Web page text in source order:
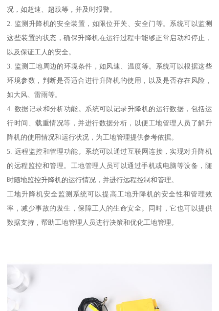
况，如超速、超载等，并及时报警。
2. 监测升降机的安全装置，如限位开关、安全门等。系统可以监测
这些装置的状态，确保升降机在运行过程中能够正常启动和停止，
以及保证工人的安全。
3. 监测工地周边的环境条件，如风速、温度等。系统可以根据这些
环境参数，判断是否适合进行升降机的使用，以及是否存在风险，
如大风、雷雨等。
4. 数据记录和分析功能。系统可以记录升降机的运行数据，包括运
行时间、载重情况等，并进行数据分析，以便工地管理人员了解升
降机的使用情况和运行状况，为工地管理提供参考依据。
5. 远程监控和管理功能。系统可以通过互联网连接，实现对升降机
的远程监控和管理。工地管理人员可以通过手机或电脑等设备，随
时随地监控升降机的运行情况，并进行远程控制和管理。
工地升降机安全监测系统可以提高工地升降机的安全性和管理效
率，减少事故的发生，保障工人的生命安全。同时，它也可以提供
数据支持，帮助工地管理人员进行决策和优化工地管理。